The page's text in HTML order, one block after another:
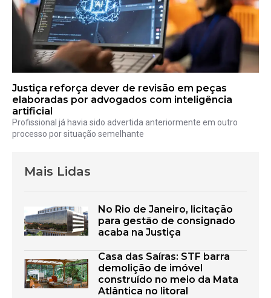
Justiça reforça dever de revisão em peças
elaboradas por advogados com inteligência
artificial
Profissional já havia sido advertida anteriormente em outro
processo por situação semelhante
Mais Lidas
No Rio de Janeiro, licitação
para gestão de consignado
acaba na Justiça
Casa das Saíras: STF barra
demolição de imóvel
construído no meio da Mata
Atlântica no litoral